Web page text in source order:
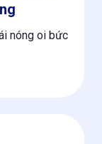
nóng oi bức